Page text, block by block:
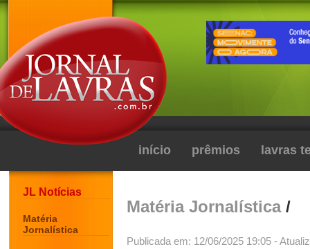
início prêmios lavras
JL Notícias
Matéria
Jornalística
Matéria Jornalística/
Publicada em: 12/06/2025 19:05 -